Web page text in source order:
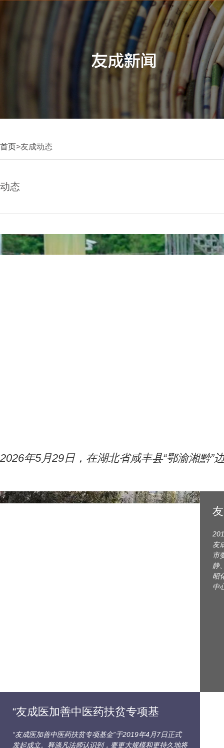
首页>友成动态
动态
2026年5月29日，在湖北省咸丰县“鄂渝湘黔
“友成医加善中医药扶贫专项基
“友成医加善中医药扶贫专项基金”于2019年4月7日正式
发起成立。释涤凡法师认识到，要更大规模和更持久地将
友
市
静
昭
中